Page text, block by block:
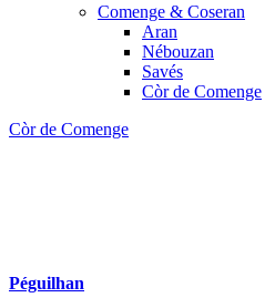
Comenge & Coseran
Aran
Nébouzan
Savés
Còr de Comenge
Còr de Comenge
Péguilhan